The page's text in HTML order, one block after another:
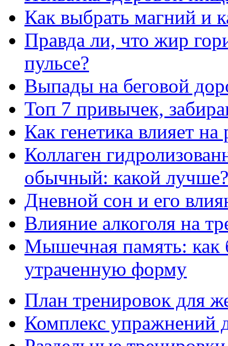
Как выбрать магний и
Правда ли, что жир
пульсе?
Выпады на беговой
Топ 7 привычек,
Как генетика влияет
Коллаген
обычный: какой лучше?
Дневной сон и его
Влияние алкоголя на
Мышечная память: как
утраченную форму
План тренировок для
Комплекс упражнений